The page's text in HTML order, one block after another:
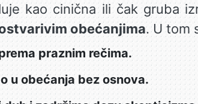
kao cinična ili čak gruba
obećanjima. U tom
praznim rečima.
u obećanja bez osnova.